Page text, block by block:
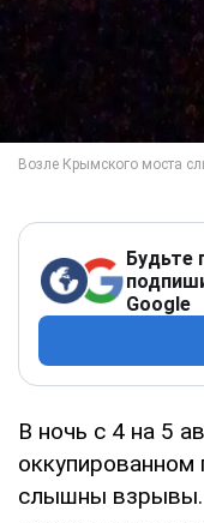
Будьте
Google
В ночь с 4 на 5
слышны взрывы.